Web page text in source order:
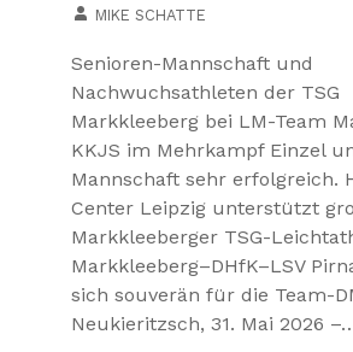
MIKE SCHATTE
Senioren-Mannschaft und
Nachwuchsathleten der TSG
Markkleeberg bei LM-Team
KKJS im Mehrkampf Einzel
Mannschaft sehr erfolgreich.
Center Leipzig unterstützt
Markkleeberger TSG-
Markkleeberg–DHfK–LSV
sich souverän für die Team-
Neukieritzsch, 31. Mai 2026